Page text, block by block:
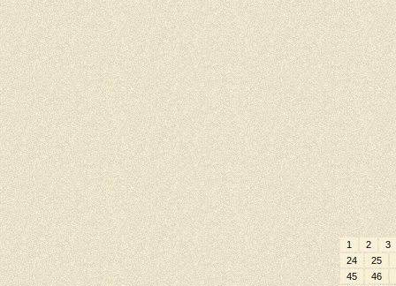
1 2
3
24
25
45
46